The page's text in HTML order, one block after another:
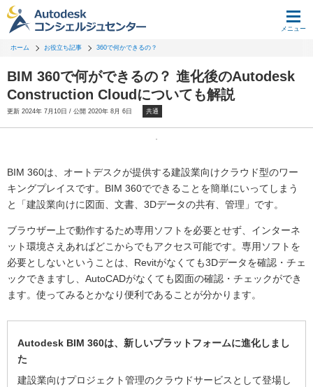
メニュー
ホーム お役立ち記事 360で何かできるの？
BIM 360で何ができるの？ 進化後のAutodesk
Construction Cloudについても解説
更新 2024年 7月10日 / 公開 2020年 8月 6日 共通
BIM 360は、オートデスクが提供する建設業向けクラウド型のワー
キングプレイスです。BIM 360でできることを簡単にいってしまう
と「建設業向けに図面、文書、3Dデータの共有、管理」です。
ブラウザー上で動作するため専用ソフトを必要とせず、インターネ
ット環境さえあればどこからでもアクセス可能です。専用ソフトを
必要としないということは、Revitがなくても3Dデータを確認・チェ
ックできますし、AutoCADがなくても図面の確認・チェックができ
ます。使ってみるとかなり便利であることが分かります。
Autodesk BIM 360は、新しいプラットフォームに進化しまし
た
建設業向けプロジェクト管理のクラウドサービスとして登場し